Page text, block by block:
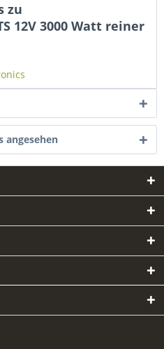
zu
12V 3000 Watt reiner
angesehen